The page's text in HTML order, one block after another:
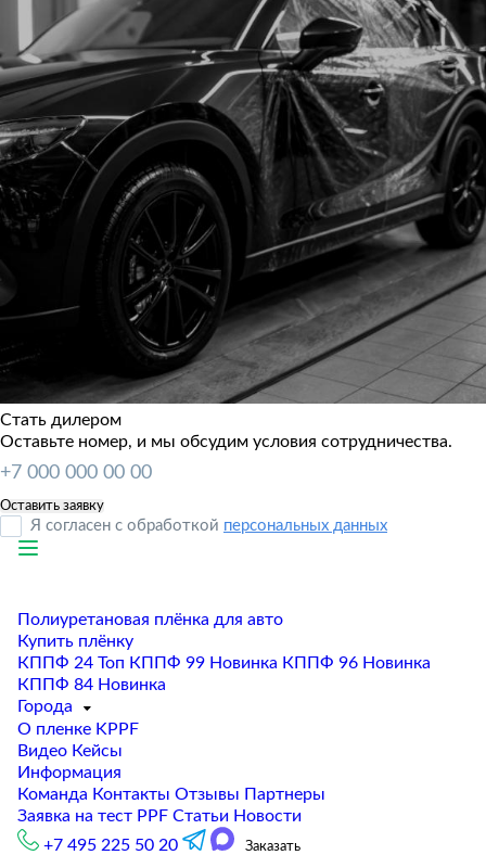
Стать дилером
Оставьте номер, и мы обсудим условия сотрудничества.
Я согласен с обработкой персональных данных
Полиуретановая плёнка для авто
Купить плёнку
КППФ 24 Топ КППФ 99 Новинка КППФ 96 Новинка
КППФ 84 Новинка
Города
О пленке KPPF
Видео Кейсы
Информация
Команда Контакты Отзывы Партнеры
Заявка на тест PPF Статьи Новости
+7 495 225 50 20
Заказать